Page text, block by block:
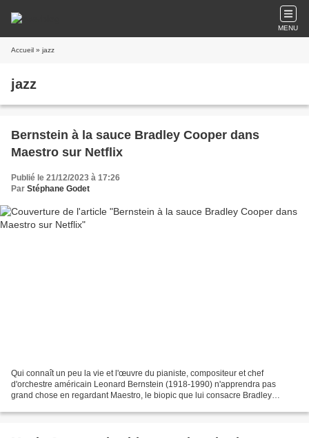
MENU
Accueil » jazz
jazz
Bernstein à la sauce Bradley Cooper dans
Maestro sur Netflix
Publié le 21/12/2023 à 17:26
Par Stéphane Godet
Qui connaît un peu la vie et l'œuvre du pianiste, compositeur et chef
d'orchestre américain Leonard Bernstein (1918-1990) n'apprendra pas
grand chose en regardant Maestro, le biopic que lui consacre Bradley